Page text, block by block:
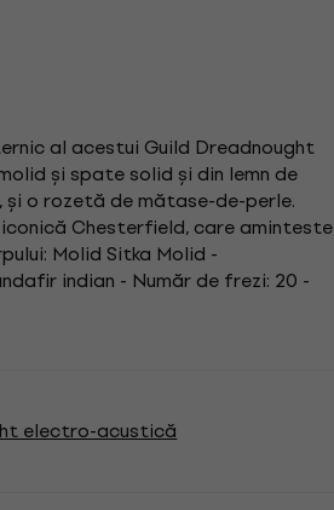
al acestui Guild Dreadnought
și spate solid și din lemn de
și o rozetă de mătase-de-perle.
Chesterfield, care aminteste
Molid Sitka Molid -
indian - Număr de frezi: 20 -
electro-acustică